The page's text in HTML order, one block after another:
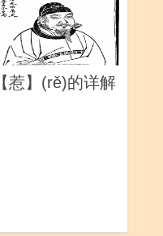
【惹】(rě)的详解